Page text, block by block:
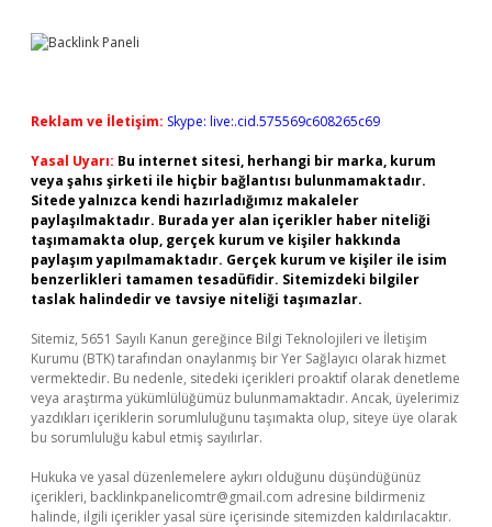
Reklam ve İletişim: Skype: live:.cid.575569c608265c69
Yasal Uyarı: Bu internet sitesi, herhangi bir marka, kurum
veya şahıs şirketi ile hiçbir bağlantısı bulunmamaktadır.
Sitede yalnızca kendi hazırladığımız makaleler
paylaşılmaktadır. Burada yer alan içerikler haber niteliği
taşımamakta olup, gerçek kurum ve kişiler hakkında
paylaşım yapılmamaktadır. Gerçek kurum ve kişiler ile isim
benzerlikleri tamamen tesadüfidir. Sitemizdeki bilgiler
taslak halindedir ve tavsiye niteliği taşımazlar.
Sitemiz, 5651 Sayılı Kanun gereğince Bilgi Teknolojileri ve İletişim
Kurumu (BTK) tarafından onaylanmış bir Yer Sağlayıcı olarak hizmet
vermektedir. Bu nedenle, sitedeki içerikleri proaktif olarak denetleme
veya araştırma yükümlülüğümüz bulunmamaktadır. Ancak, üyelerimiz
yazdıkları içeriklerin sorumluluğunu taşımakta olup, siteye üye olarak
bu sorumluluğu kabul etmiş sayılırlar.
Hukuka ve yasal düzenlemelere aykırı olduğunu düşündüğünüz
içerikleri, backlinkpanelicomtr@gmail.com adresine bildirmeniz
halinde, ilgili içerikler yasal süre içerisinde sitemizden kaldırılacaktır.